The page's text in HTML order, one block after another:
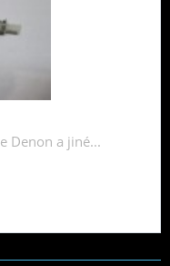
Denon a jiné...